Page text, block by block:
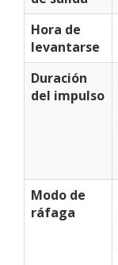
Hora de
levantarse
Duración
del impulso
Modo de
ráfaga